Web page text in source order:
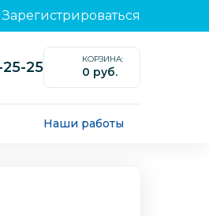
Зарегистрироваться
25 КОРЗИНА:
0 руб.
Наши работы